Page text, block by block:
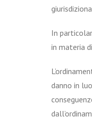
In
in materia
danno in